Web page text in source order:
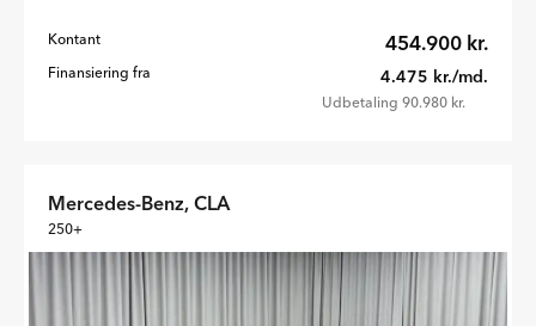
Kontant 454.900 kr.
Finansiering fra 4.475 kr./md.
Udbetaling 90.980 kr.
Mercedes-Benz, CLA
250+